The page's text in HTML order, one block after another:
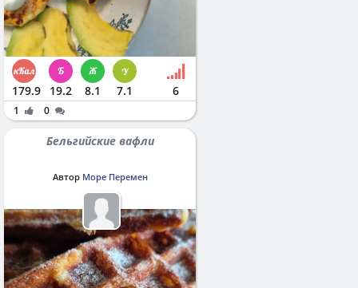
179.9 19.2 8.1 7.1 6
1 0
Бельгийские вафли
Автор Море Перемен